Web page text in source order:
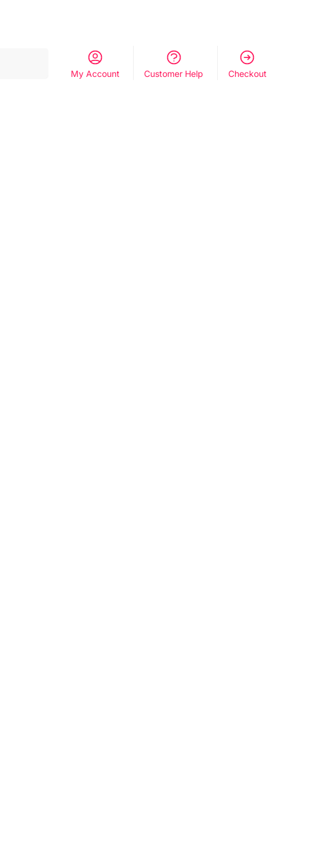
My Account Customer Help Checkout